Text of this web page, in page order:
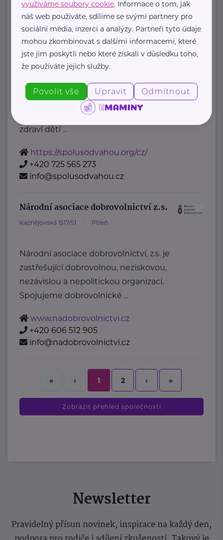
ludmila.janzurova@kolpingsmecno.cz
Nadační fond Spolu s odvahou
Žižkova 403 Mladá Boleslav
Nadační fond Spolu s odvahou
je nezisková organizace, jejímž
posláním je podporovat duševní
zdraví dětí ...
https://spolusodvahou.org/cz/
+420 725 565 273
info@spolusodvahou.cz
Národní asociace dobrovolnictví z.s.
Kaznějovská 1517/51 Plzeň
Národní asociace dobrovolnictví, z.s. je
zastřešující dobrovolnou, neziskovou,
nezávislou a nepolitickou organizací.
Spojujeme dobrovolnické ...
www.nadobrovolnictvi.cz
+420 606 512 905
info@nadobrovolnictvi.cz
« ‹ 1 2 › »
Zobrazit přehled společností
Newsletter
Pravidelný přísun novinek, inspirace na každý den,
využíváme soubory cookie. Informace o tom, jak
náš web používáte, sdílíme se svými partnery pro
sociální média, inzerci a analýzy. Partneři tyto údaje
mohou zkombinovat s dalšími informacemi, které
jste jim poskytli nebo které získali v důsledku toho,
že používáte jejich služby.
Povolit vše Upravit Odmítnout